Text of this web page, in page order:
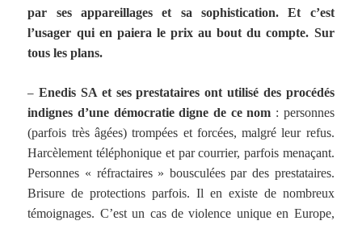
par ses appareillages et sa sophistication. Et c’est
l’usager qui en paiera le prix au bout du compte. Sur
tous les plans.
–Enedis SA et ses prestataires ont utilisé des procédés
indignes d’une démocratie digne de ce nom : personnes
(parfois très âgées) trompées et forcées, malgré leur refus.
Harcèlement téléphonique et par courrier, parfois menaçant.
Personnes « réfractaires » bousculées par des prestataires.
Brisure de protections parfois. Il en existe de nombreux
témoignages. C’est un cas de violence unique en Europe,